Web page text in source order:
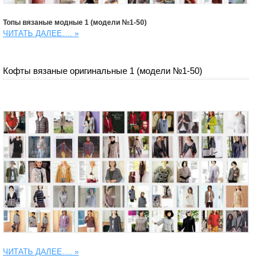
Топы вязаные модные 1 (модели №1-50)
ЧИТАТЬ ДАЛЕЕ…. »
Кофты вязаные оригинальные 1 (модели №1-50)
ЧИТАТЬ ДАЛЕЕ…. »